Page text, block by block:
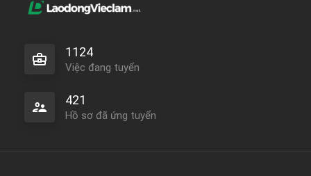
1124
Việc đang tuyển
421
Hồ sơ đã ứng tuyển